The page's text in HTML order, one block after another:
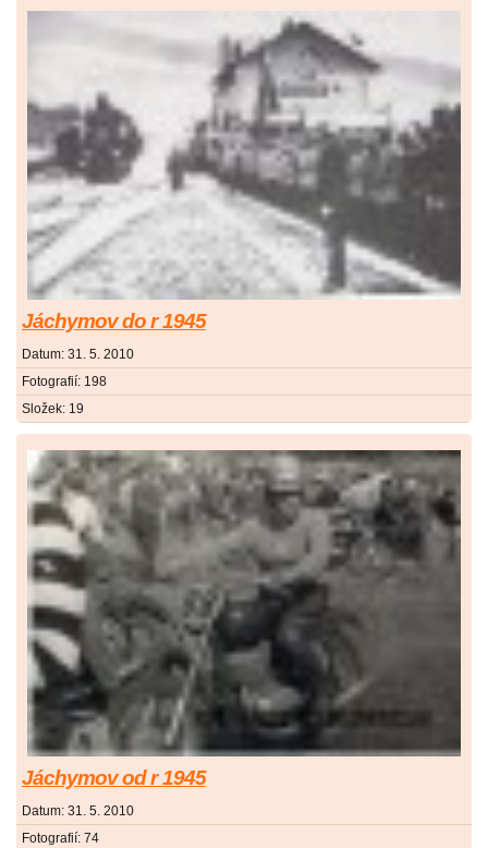
Jáchymov do r 1945
Datum: 31. 5. 2010
Fotografií: 198
Složek: 19
Jáchymov od r 1945
Datum: 31. 5. 2010
Fotografií: 74